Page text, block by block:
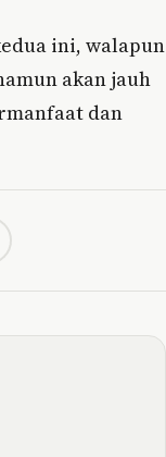
ini, walapun
akan jauh
dan
link